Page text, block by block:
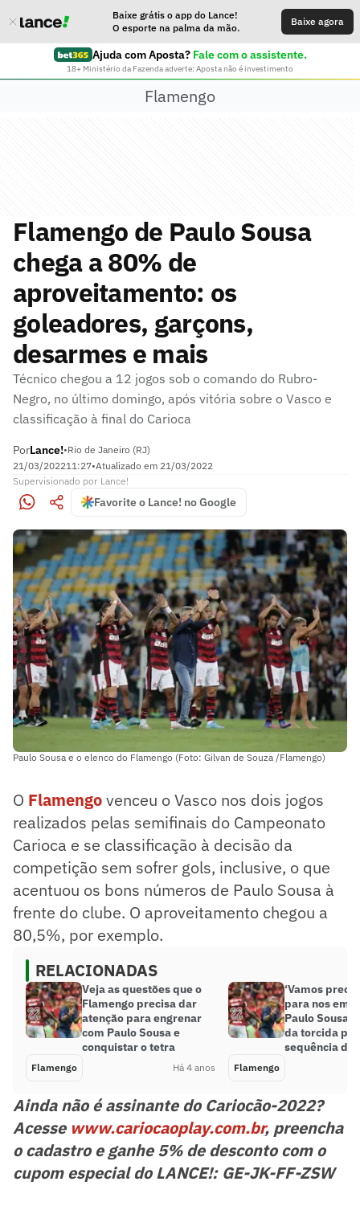
Baixe grátis o app do Lance!
O esporte na palma da mão.
Baixe agora
Ajuda com Aposta? Fale com o assistente.
18+ Ministério da Fazenda adverte: Aposta não é investimento
Flamengo
Flamengo de Paulo Sousa
chega a 80% de
aproveitamento: os
goleadores, garçons,
desarmes e mais
Técnico chegou a 12 jogos sob o comando do Rubro-
Negro, no último domingo, após vitória sobre o Vasco e
classificação à final do Carioca
PorLance!•Rio de Janeiro (RJ)
21/03/202211:27•Atualizado em 21/03/2022
Supervisionado por Lance!
Favorite o Lance! no Google
Paulo Sousa e o elenco do Flamengo (Foto: Gilvan de Souza /Flamengo)
O Flamengovenceu o Vasco nos dois jogos
realizados pelas semifinais do Campeonato
Carioca e se classificação à decisão da
competição sem sofrer gols, inclusive, o que
acentuou os bons números de Paulo Sousa à
frente do clube. O aproveitamento chegou a
80,5%, por exemplo.
RELACIONADAS
Veja as questões que o
Flamengo precisa dar
atenção para engrenar
com Paulo Sousa e
conquistar o tetra
Flamengo Há 4 anos
‘Vamos
para nos
Paulo Sousa
da torcida
sequência do
Flamengo
Ainda não é assinante do Cariocão-2022?
Acesse www.cariocaoplay.com.br, preencha
o cadastro e ganhe 5% de desconto com o
cupom especial do LANCE!: GE-JK-FF-ZSW